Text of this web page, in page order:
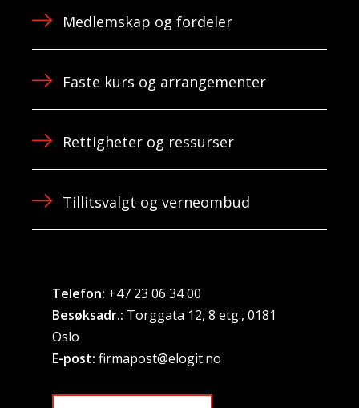
Medlemskap og fordeler
Faste kurs og arrangementer
Rettigheter og ressurser
Tillitsvalgt og verneombud
Telefon: +47 23 06 34 00
Besøksadr.: Torggata 12, 8 etg., 0181
Oslo
E-post: firmapost@elogit.no